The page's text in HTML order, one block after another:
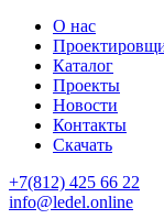
О нас
Каталог
Проекты
Новости
Контакты
Скачать
+7(812) 425 66 22
info@ledel.online